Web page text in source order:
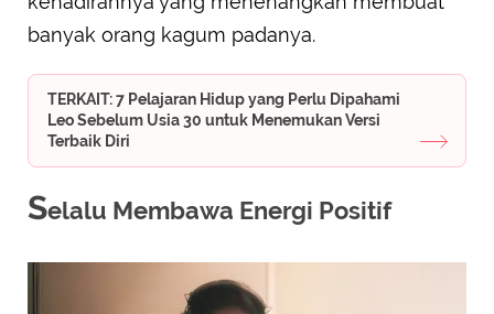
banyak orang kagum padanya.
TERKAIT: 7 Pelajaran Hidup yang Perlu Dipahami
Leo Sebelum Usia 30 untuk Menemukan Versi
Terbaik Diri
Selalu Membawa Energi Positif